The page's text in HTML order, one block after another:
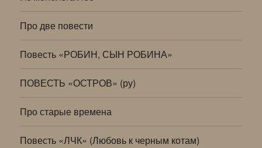
Про две повести
Повесть «РОБИН, СЫН РОБИНА»
ПОВЕСТЬ «ОСТРОВ» (ру)
Про старые времена
Повесть «ЛЧК» (Любовь к черным котам)